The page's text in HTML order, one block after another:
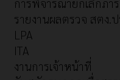
รายงานผลตรวจ สตง.ป
LPA
ITA
งานการเจ้าหน้าที่